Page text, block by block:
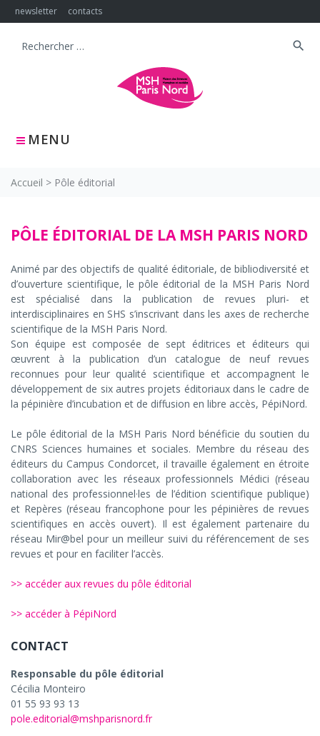
Skip
to
newsletter contacts
MENU
Search
search
Accueil > Pôle éditorial
Pôle
éditorial
PÔLE ÉDITORIAL DE LA MSH PARIS NORD
Animé par des objectifs de qualité éditoriale, de bibliodiversité et
d’ouverture scientifique, le pôle éditorial de la MSH Paris Nord
est spécialisé dans la publication de revues pluri- et
interdisciplinaires en SHS s’inscrivant dans les axes de recherche
scientifique de la MSH Paris Nord.
Son équipe est composée de sept éditrices et éditeurs qui
œuvrent à la publication d’un catalogue de neuf revues
reconnues pour leur qualité scientifique et accompagnent le
développement de six autres projets éditoriaux dans le cadre de
la pépinière d’incubation et de diffusion en libre accès, PépiNord.
Le pôle éditorial de la MSH Paris Nord bénéficie du soutien du
CNRS Sciences humaines et sociales. Membre du réseau des
éditeurs du Campus Condorcet, il travaille également en étroite
collaboration avec les réseaux professionnels Médici (réseau
national des professionnel·les de l’édition scientifique publique)
et Repères (réseau francophone pour les pépinières de revues
scientifiques en accès ouvert). Il est également partenaire du
réseau Mir@bel pour un meilleur suivi du référencement de ses
revues et pour en faciliter l’accès.
>> accéder aux revues du pôle éditorial
>> accéder à PépiNord
CONTACT
Responsable du pôle éditorial
Cécilia Monteiro
01 55 93 93 13
pole.editorial@mshparisnord.fr